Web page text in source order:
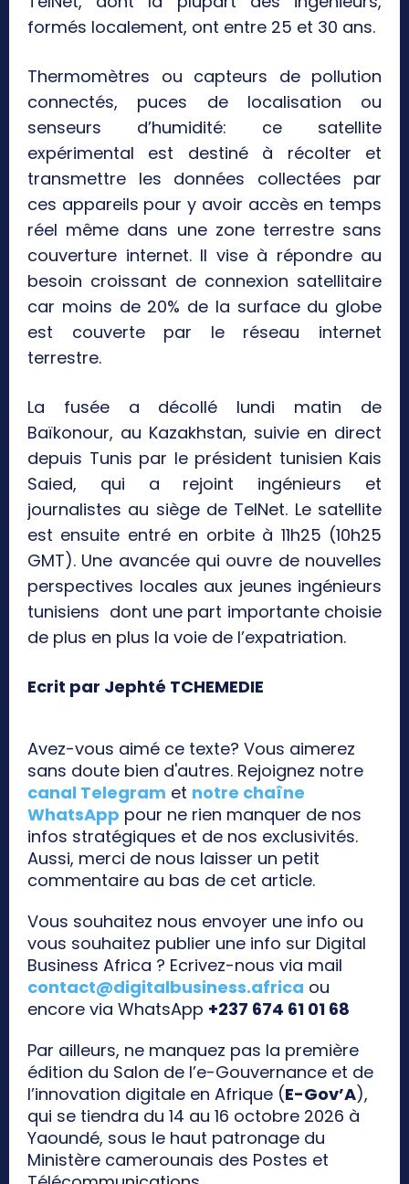
formés localement, ont entre 25 et 30 ans.
Thermomètres ou capteurs de pollution
connectés, puces de localisation ou
senseurs d’humidité: ce satellite
expérimental est destiné à récolter et
transmettre les données collectées par
ces appareils pour y avoir accès en temps
réel même dans une zone terrestre sans
couverture internet. Il vise à répondre au
besoin croissant de connexion satellitaire
car moins de 20% de la surface du globe
est couverte par le réseau internet
terrestre.
La fusée a décollé lundi matin de
Baïkonour, au Kazakhstan, suivie en direct
depuis Tunis par le président tunisien Kais
Saied, qui a rejoint ingénieurs et
journalistes au siège de TelNet. Le satellite
est ensuite entré en orbite à 11h25 (10h25
GMT). Une avancée qui ouvre de nouvelles
perspectives locales aux jeunes ingénieurs
tunisiens dont une part importante choisie
de plus en plus la voie de l’expatriation.
Ecrit par Jephté TCHEMEDIE
Avez-vous aimé ce texte? Vous aimerez
sans doute bien d'autres. Rejoignez notre
canal Telegram et notre chaîne
WhatsApp pour ne rien manquer de nos
infos stratégiques et de nos exclusivités.
Aussi, merci de nous laisser un petit
commentaire au bas de cet article.
Vous souhaitez nous envoyer une info ou
vous souhaitez publier une info sur Digital
Business Africa ? Ecrivez-nous via mail
contact@digitalbusiness.africa ou
encore via WhatsApp +237 674 61 01 68
Par ailleurs, ne manquez pas la première
édition du Salon de l’e-Gouvernance et de
l’innovation digitale en Afrique (E-Gov’A),
qui se tiendra du 14 au 16 octobre 2026 à
Yaoundé, sous le haut patronage du
Ministère camerounais des Postes et